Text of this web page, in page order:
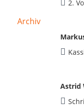
Archiv
2.
Astrid